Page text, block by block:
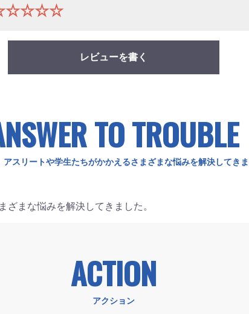
レビューを書く
TO TROUBLE
アスリートや学生たちがかかえるさまざまな悩みを解決してき
ACTION
アクション